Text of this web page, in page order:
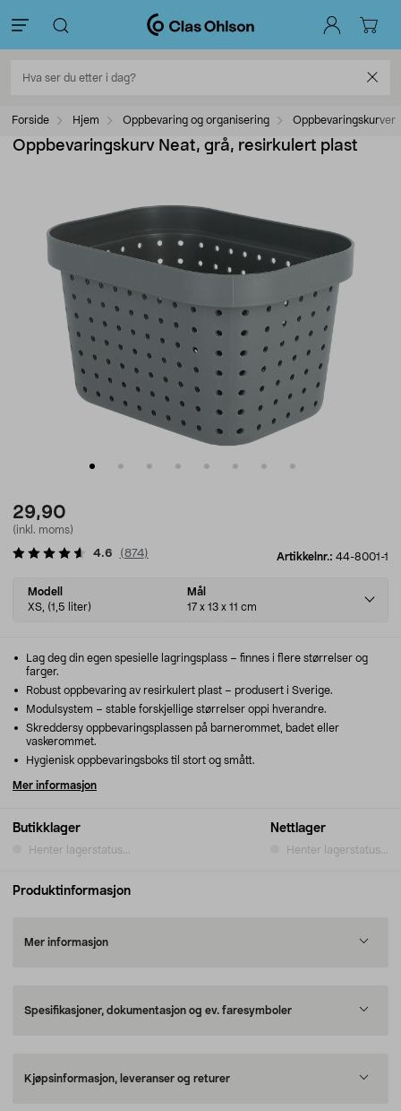
Forside Hjem Oppbevaring og organisering Oppbevaringskurver
Oppbevaringskurv Neat, grå, resirkulert plast
29,90
(inkl. moms)
Artikkelnr.: 44-8001-1
4.6 (874)
Select
variant
Modell
XS, (1,5 liter)
Mål
17 x 13 x 11 cm
Butikklager
Henter lagerstatus...
Nettlager
Henter lagerstatus...
Lag deg din egen spesielle lagringsplass – finnes i flere størrelser og
farger.
Robust oppbevaring av resirkulert plast – produsert i Sverige.
Modulsystem – stable forskjellige størrelser oppi hverandre.
Skreddersy oppbevaringsplassen på barnerommet, badet eller
vaskerommet.
Hygienisk oppbevaringsboks til stort og smått.
Mer informasjon
Produktinformasjon
Mer informasjon
Spesifikasjoner, dokumentasjon og ev. faresymboler
Kjøpsinformasjon, leveranser og returer